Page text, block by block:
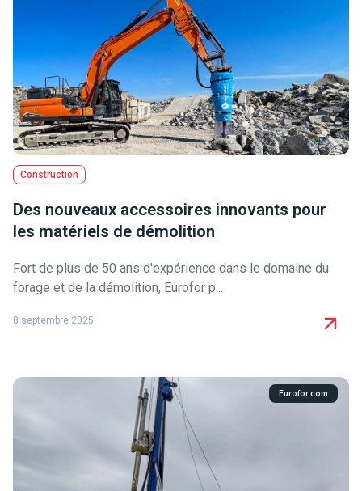
Construction
Des nouveaux accessoires innovants pour
les matériels de démolition
Fort de plus de 50 ans d'expérience dans le domaine du
forage et de la démolition, Eurofor p...
8 septembre 2025
Eurofor.com